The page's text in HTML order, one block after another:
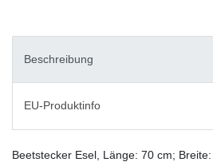
Beschreibung
EU-Produktinfo
Beetstecker Esel, Länge: 70 cm;